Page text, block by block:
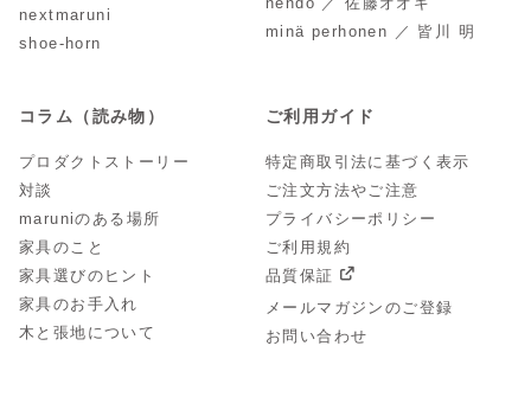
nextmaruni
shoe-horn
minä perhonen ／ 皆川 明
コラム（読み物）
プロダクトストーリー
対談
maruniのある場所
家具のこと
家具選びのヒント
家具のお手入れ
木と張地について
ご利用ガイド
特定商取引法に基づく表示
ご注文方法やご注意
プライバシーポリシー
ご利用規約
品質保証
メールマガジンのご登録
お問い合わせ